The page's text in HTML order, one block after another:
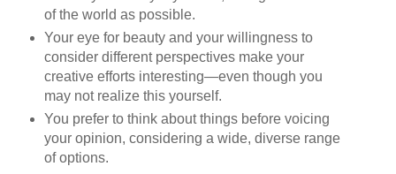
of the world as possible.
Your eye for beauty and your willingness to
consider different perspectives make your
creative efforts interesting—even though you
may not realize this yourself.
You prefer to think about things before voicing
your opinion, considering a wide, diverse range
of options.